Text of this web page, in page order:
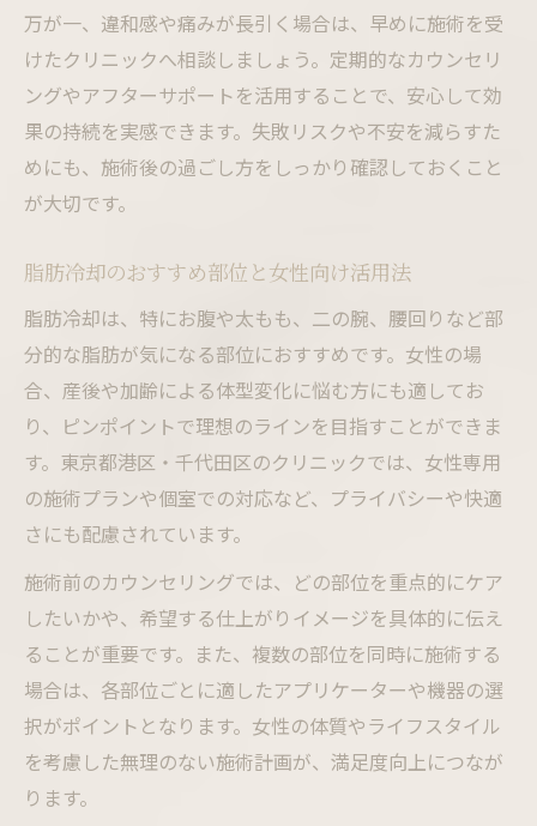
万が一、違和感や痛みが長引く場合は、早めに施術を受
けたクリニックへ相談しましょう。定期的なカウンセリ
ングやアフターサポートを活用することで、安心して効
果の持続を実感できます。失敗リスクや不安を減らすた
めにも、施術後の過ごし方をしっかり確認しておくこと
が大切です。
脂肪冷却のおすすめ部位と女性向け活用法
脂肪冷却は、特にお腹や太もも、二の腕、腰回りなど部
分的な脂肪が気になる部位におすすめです。女性の場
合、産後や加齢による体型変化に悩む方にも適してお
り、ピンポイントで理想のラインを目指すことができま
す。東京都港区・千代田区のクリニックでは、女性専用
の施術プランや個室での対応など、プライバシーや快適
さにも配慮されています。
施術前のカウンセリングでは、どの部位を重点的にケア
したいかや、希望する仕上がりイメージを具体的に伝え
ることが重要です。また、複数の部位を同時に施術する
場合は、各部位ごとに適したアプリケーターや機器の選
択がポイントとなります。女性の体質やライフスタイル
を考慮した無理のない施術計画が、満足度向上につなが
ります。